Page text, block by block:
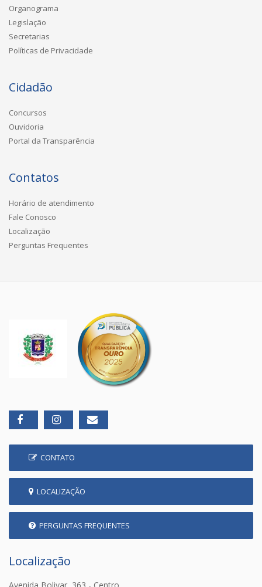
Organograma
Legislação
Secretarias
Políticas de Privacidade
Cidadão
Concursos
Ouvidoria
Portal da Transparência
Contatos
Horário de atendimento
Fale Conosco
Localização
Perguntas Frequentes
CONTATO
LOCALIZAÇÃO
PERGUNTAS FREQUENTES
Localização